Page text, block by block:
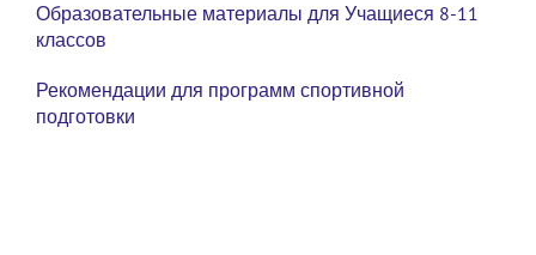
Образовательные материалы для Учащиеся 8-11
классов
Рекомендации для программ спортивной
подготовки